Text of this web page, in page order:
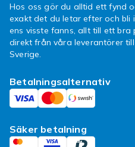
Hos oss gör du alltid ett fynd
exakt det du letar efter och bli
ens visste fanns, allt till ett bra
direkt från våra leverantörer
Sverige.
Betalningsalternativ
Säker betalning